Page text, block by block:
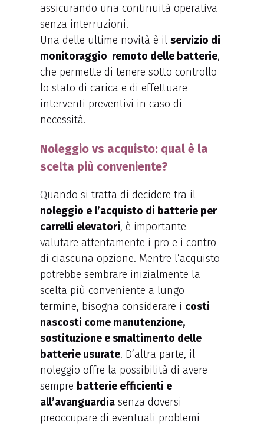
assicurando una continuità operativa
senza interruzioni.
Una delle ultime novità è il servizio di
monitoraggio remoto delle batterie,
che permette di tenere sotto controllo
lo stato di carica e di effettuare
interventi preventivi in caso di
necessità.
Noleggio vs acquisto: qual è la
scelta più conveniente?
Quando si tratta di decidere tra il
noleggio e l’acquisto di batterie per
carrelli elevatori, è importante
valutare attentamente i pro e i contro
di ciascuna opzione. Mentre l’acquisto
potrebbe sembrare inizialmente la
scelta più conveniente a lungo
termine, bisogna considerare i costi
nascosti come manutenzione,
sostituzione e smaltimento delle
batterie usurate. D’altra parte, il
noleggio offre la possibilità di avere
sempre batterie efficienti e
all’avanguardia senza doversi
preoccupare di eventuali problemi